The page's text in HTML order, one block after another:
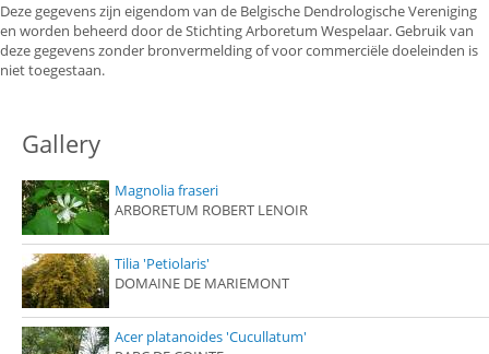
Deze gegevens zijn eigendom van de Belgische Dendrologische Vereniging
en worden beheerd door de Stichting Arboretum Wespelaar. Gebruik van
deze gegevens zonder bronvermelding of voor commerciële doeleinden is
niet toegestaan.
Gallery
Magnolia fraseri
ARBORETUM ROBERT LENOIR
Tilia 'Petiolaris'
DOMAINE DE MARIEMONT
Acer platanoides 'Cucullatum'